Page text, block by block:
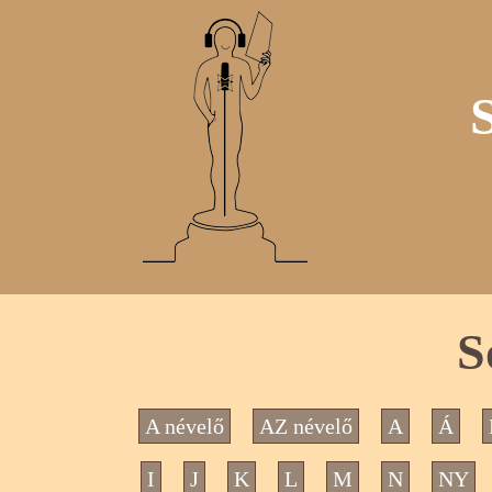
A névelő AZ névelő A Á
I J K L M N NY